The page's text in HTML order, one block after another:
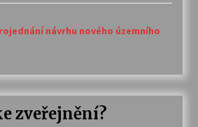
návrhu nového územního
zveřejnění?